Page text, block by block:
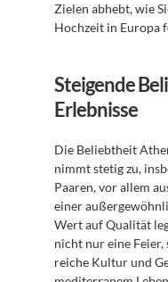
Zielen abhebt, wie
Hochzeit in Europa
Steigende
Erlebnisse
Die Beliebtheit
nimmt stetig zu,
Paaren, vor allem
einer
Wert auf Qualität
nicht nur eine
reiche Kultur und